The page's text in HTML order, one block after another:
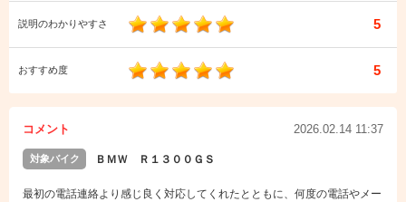
説明のわかりやすさ 5
おすすめ度 5
コメント 2026.02.14 11:37
対象バイク ＢＭＷ Ｒ１３００ＧＳ
最初の電話連絡より感じ良く対応してくれたとともに、何度の電話やメー